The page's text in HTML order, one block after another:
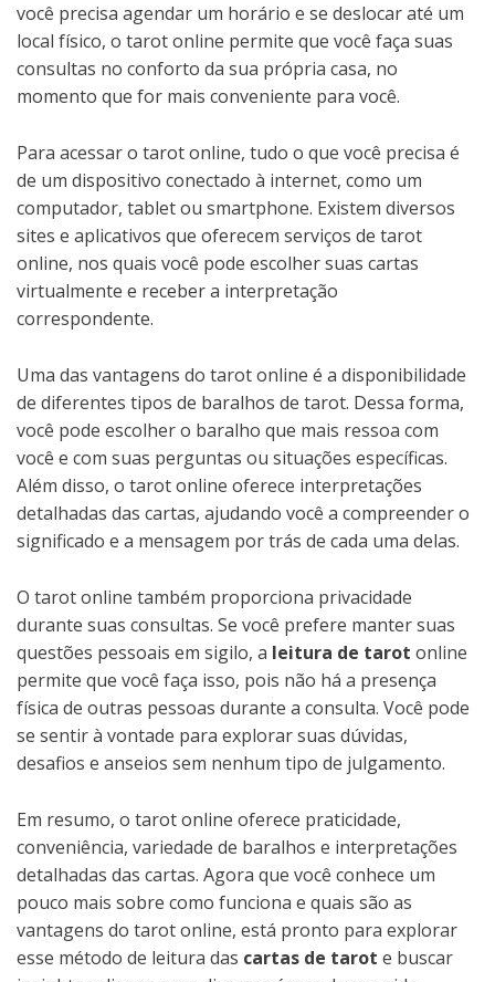
você precisa agendar um horário e se deslocar até um
local físico, o tarot online permite que você faça suas
consultas no conforto da sua própria casa, no
momento que for mais conveniente para você.
Para acessar o tarot online, tudo o que você precisa é
de um dispositivo conectado à internet, como um
computador, tablet ou smartphone. Existem diversos
sites e aplicativos que oferecem serviços de tarot
online, nos quais você pode escolher suas cartas
virtualmente e receber a interpretação
correspondente.
Uma das vantagens do tarot online é a disponibilidade
de diferentes tipos de baralhos de tarot. Dessa forma,
você pode escolher o baralho que mais ressoa com
você e com suas perguntas ou situações específicas.
Além disso, o tarot online oferece interpretações
detalhadas das cartas, ajudando você a compreender o
significado e a mensagem por trás de cada uma delas.
O tarot online também proporciona privacidade
durante suas consultas. Se você prefere manter suas
questões pessoais em sigilo, a leitura de tarot online
permite que você faça isso, pois não há a presença
física de outras pessoas durante a consulta. Você pode
se sentir à vontade para explorar suas dúvidas,
desafios e anseios sem nenhum tipo de julgamento.
Em resumo, o tarot online oferece praticidade,
conveniência, variedade de baralhos e interpretações
detalhadas das cartas. Agora que você conhece um
pouco mais sobre como funciona e quais são as
vantagens do tarot online, está pronto para explorar
esse método de leitura das cartas de tarot e buscar